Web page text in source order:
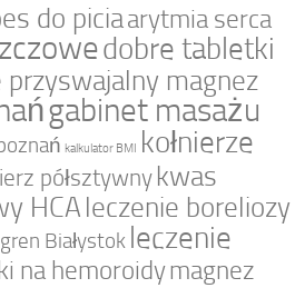
do piciaarytmia serca
dobre tabletki
przyswajalny magnez
gabinet masażu
kalkulator BMI
kołnierze
półsztywny kwas
HCA leczenie boreliozy
Białystok leczenie
na hemoroidymagnez